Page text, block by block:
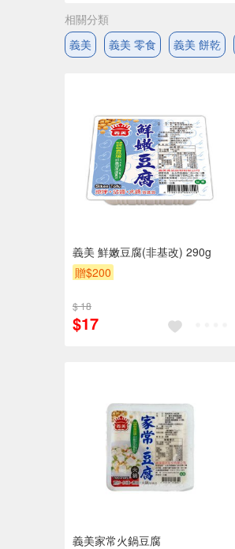
相關分類
義美
義美 零食 義美 餅乾
義美 鮮嫩豆腐(非基改) 290g
贈$200
$ 18
$17
義美家常火鍋豆腐